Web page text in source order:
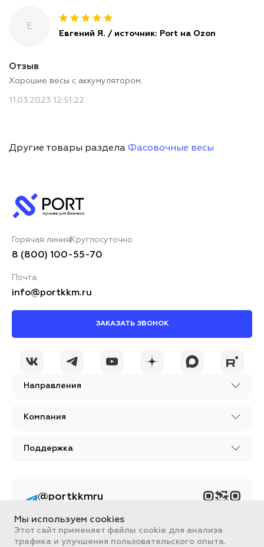
Е
Евгений Я. / источник: Port на Ozon
Отзыв
Хорошие весы с аккумулятором.
11.03.2023 12:51:22
Другие товары раздела Фасовочные весы
Направления
Компания
Поддержка
Горячая линия Круглосуточно
8 (800) 100-55-70
Почта
info@portkkm.ru
ЗАКАЗАТЬ ЗВОНОК
@portkkmru
контент PORT - бизнес
портал
Мы используем cookies
Этот сайт применяет файлы cookie для анализа
трафика и улучшения пользовательского опыта.